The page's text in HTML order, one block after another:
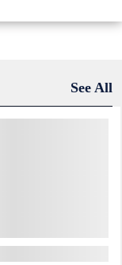
See All